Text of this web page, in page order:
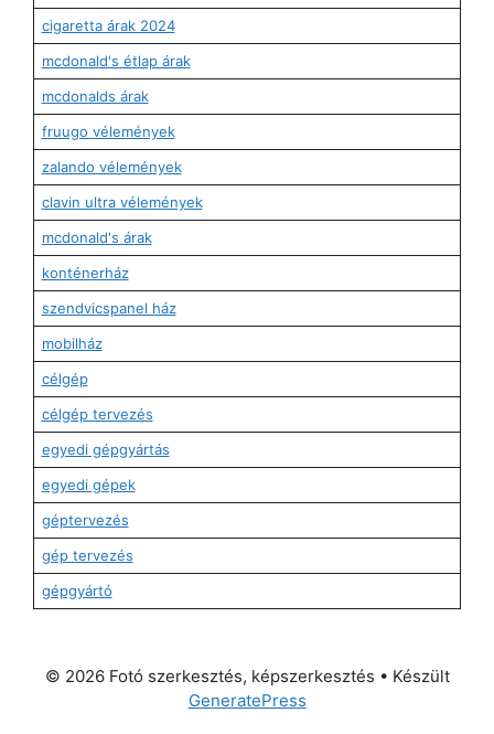
cigaretta árak 2024
mcdonald's étlap árak
mcdonalds árak
fruugo vélemények
zalando vélemények
clavin ultra vélemények
mcdonald's árak
konténerház
szendvicspanel ház
mobilház
célgép
célgép tervezés
egyedi gépgyártás
egyedi gépek
géptervezés
gép tervezés
gépgyártó
© 2026 Fotó szerkesztés, képszerkesztés • Készült
GeneratePress